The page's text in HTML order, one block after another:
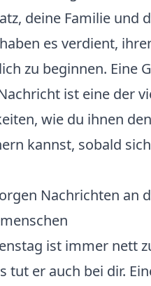
deine Familie und
es verdient,
zu beginnen. Eine
ist eine der
wie du ihnen
kannst, sobald
Nachrichten an
ist immer nett
tut er auch bei dir.